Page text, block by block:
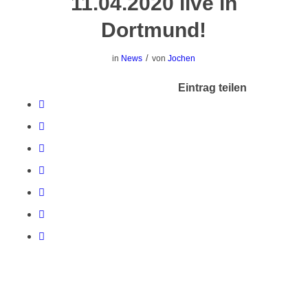
Dortmund!
in News / vonJochen
Eintrag teilen